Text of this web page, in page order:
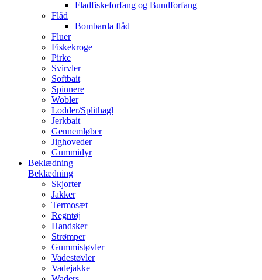
Fladfiskeforfang og Bundforfang
Flåd
Bombarda flåd
Fluer
Fiskekroge
Pirke
Svirvler
Softbait
Spinnere
Wobler
Lodder/Splithagl
Jerkbait
Gennemløber
Jighoveder
Gummidyr
Beklædning
Beklædning
Skjorter
Jakker
Termosæt
Regntøj
Handsker
Strømper
Gummistøvler
Vadestøvler
Vadejakke